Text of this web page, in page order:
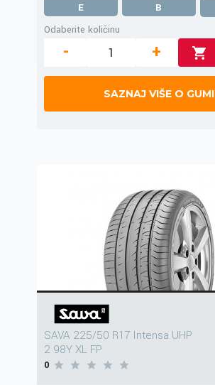
E B
Odaberite količinu
- +
SAZNAJ VIŠE O GUMI
SAVA 225/50 R17 Intensa UHP
2 98Y XL FP
0